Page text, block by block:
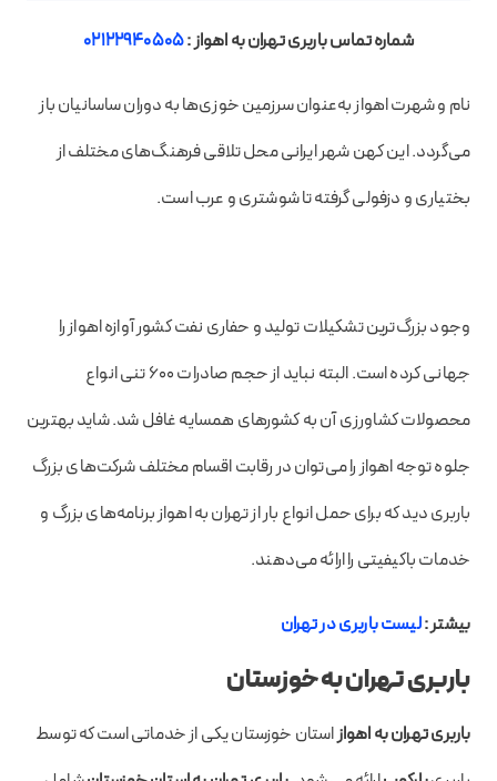
شماره تماس باربری تهران به اهواز :02122940505
نام و شهرت اهواز به‌عنوان سرزمین خوزی‌ها به دوران ساسانیان باز
می‌گردد. این کهن شهر ایرانی محل تلاقی فرهنگ‌های مختلف از
بختیاری و دزفولی گرفته تا شوشتری و عرب است.
وجود بزرگ‌ترین تشکیلات تولید و حفاری نفت کشور آوازه اهواز را
جهانی کرده است. البته نباید از حجم صادرات ۶۰۰ تنی انواع
محصولات کشاورزی آن به کشورهای همسایه غافل شد. شاید بهترین
جلوه توجه اهواز را می‌توان در رقابت اقسام مختلف شرکت‌های بزرگ
باربری دید که برای حمل انواع بار از تهران به اهواز برنامه‌های بزرگ و
خدمات باکیفیتی را ارائه می‌دهند.
بیشتر :لیست باربری در تهران
باربری تهران به خوزستان
باربری تهران به اهوازاستان خوزستان یکی از خدماتی است که توسط